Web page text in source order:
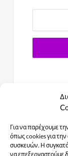
Για να παρέχουμε
όπως cookies για
συσκευών. Η
να επεξεργαστούμε